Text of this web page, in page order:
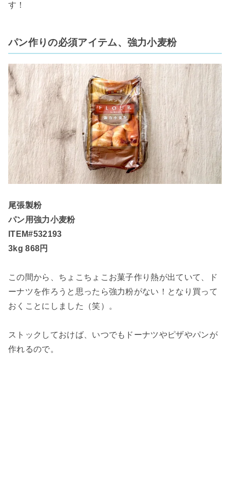
す！
パン作りの必須アイテム、強力小麦粉
尾張製粉
パン用強力小麦粉
ITEM#532193
3kg 868円
この間から、ちょこちょこお菓子作り熱が出ていて、ド
ーナツを作ろうと思ったら強力粉がない！となり買って
おくことにしました（笑）。
ストックしておけば、いつでもドーナツやピザやパンが
作れるので。